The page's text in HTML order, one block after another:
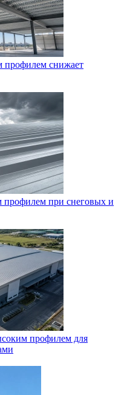
профилем снижает
профилем при снеговых и
профилем для